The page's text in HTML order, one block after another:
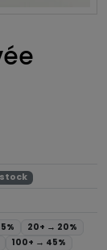
20+ → 20%
100+ → 45%